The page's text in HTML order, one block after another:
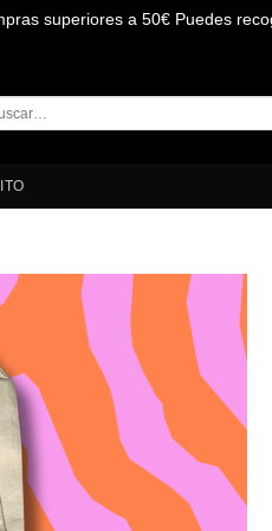
superiores a 50€ Puedes